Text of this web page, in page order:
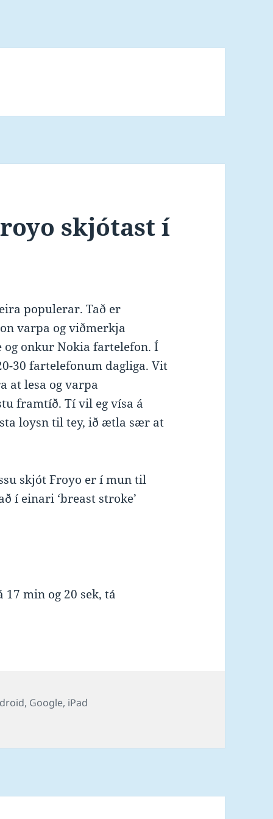
skjótast í
populerar. Tað er
varpa og viðmerkja
onkur Nokia fartelefon. Í
30 fartelefonum dagliga. Vit
at lesa og varpa
framtíð. Tí vil eg vísa á
loysn til tey, ið ætla sær at
skjót Froyo er í mun til
í einari ‘breast stroke’
min og 20 sek, tá
, Google, iPad